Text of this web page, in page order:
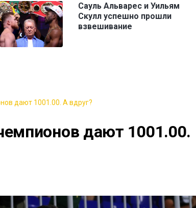
Сауль Альварес и Уильям
Скулл успешно прошли
взвешивание
дают 1001.00. А вдруг?
дают 1001.00.